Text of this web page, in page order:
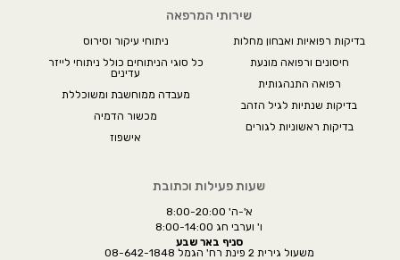
שירותי המרפאה
בדיקות רפואיות ואבחון מחלות
חיסונים ורפואה מונעת
רפואה התנהגותית
בדיקות שנתיות לגיל הזהב
בדיקות ראשוניות לגורים
ניתוחי עיקור וסירוס
כל סוגי הניתוחים כולל ניתוחי לייזר
עדינים
מעבדה ממוחשבת ומשוכללת
מכשור הדמיה
אישפוז
שעות פעילות וכתובת
א'-ה' 8:00-20:00
ו' וערבי חג 8:00-14:00
סניף באר שבע
משעול גירית 2 פינת רח' הגמל 08-642-1848